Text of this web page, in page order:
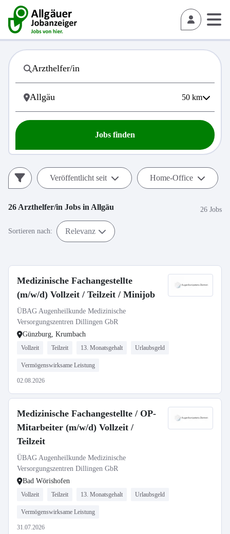
50 km
Jobs finden
Veröffentlicht seit Home-Office
26 Arzthelfer/in Jobs in Allgäu 26 Jobs
Sortieren nach: Relevanz
Medizinische Fachangestellte
(m/w/d) Vollzeit / Teilzeit / Minijob
ÜBAG Augenheilkunde Medizinische
Versorgungszentren Dillingen GbR
Günzburg, Krumbach
Vollzeit Teilzeit 13. Monatsgehalt Urlaubsgeld
Vermögenswirksame Leistung
02.08.2026
Medizinische Fachangestellte / OP-
Mitarbeiter (m/w/d) Vollzeit /
Teilzeit
ÜBAG Augenheilkunde Medizinische
Versorgungszentren Dillingen GbR
Bad Wörishofen
Vollzeit Teilzeit 13. Monatsgehalt Urlaubsgeld
Vermögenswirksame Leistung
31.07.2026